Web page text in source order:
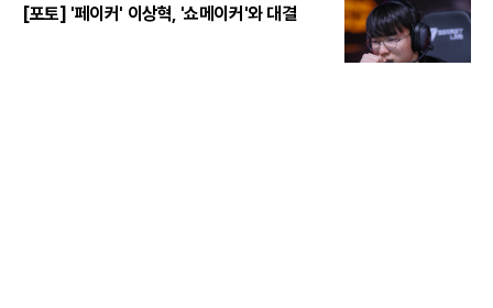
[포토] '페이커' 이상혁, '쇼메이커'와 대결